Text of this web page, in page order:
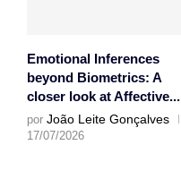
Emotional Inferences
beyond Biometrics: A
closer look at Affective...
por João Leite Gonçalves
17/07/2026